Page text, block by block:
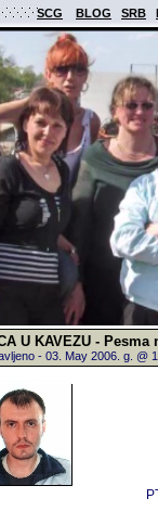
SCG BLOG SRB
U KAVEZU -
- 03. May 2006. g. @